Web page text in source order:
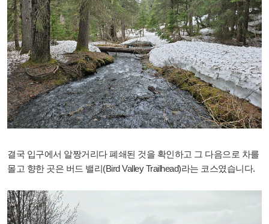
결국 입구에서 알짱거리다 폐쇄된 것을 확인하고 그 다음으로 차를
몰고 향한 곳은 버드 밸리(Bird Valley Trailhead)라는 코스였습니다.